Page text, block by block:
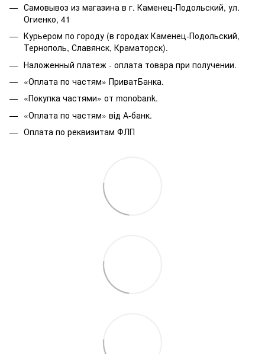
Самовывоз из магазина в г. Каменец-Подольский, ул.
Огиенко, 41
Курьером по городу (в городах Каменец-Подольский,
Тернополь, Славянск, Краматорск).
Наложенный платеж - оплата товара при получении.
«Оплата по частям» ПриватБанка.
«Покупка частями» от monobank.
«Оплата по частям» від А-банк.
Оплата по реквизитам ФЛП